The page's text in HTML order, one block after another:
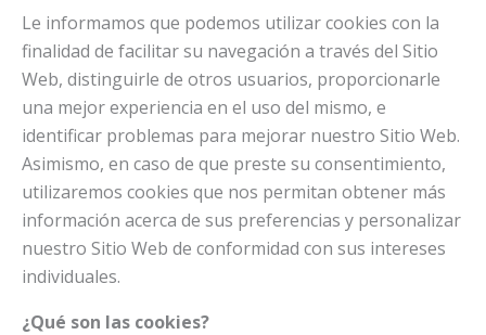
Le informamos que podemos utilizar cookies con la
finalidad de facilitar su navegación a través del Sitio
Web, distinguirle de otros usuarios, proporcionarle
una mejor experiencia en el uso del mismo, e
identificar problemas para mejorar nuestro Sitio Web.
Asimismo, en caso de que preste su consentimiento,
utilizaremos cookies que nos permitan obtener más
información acerca de sus preferencias y personalizar
nuestro Sitio Web de conformidad con sus intereses
individuales.
¿Qué son las cookies?